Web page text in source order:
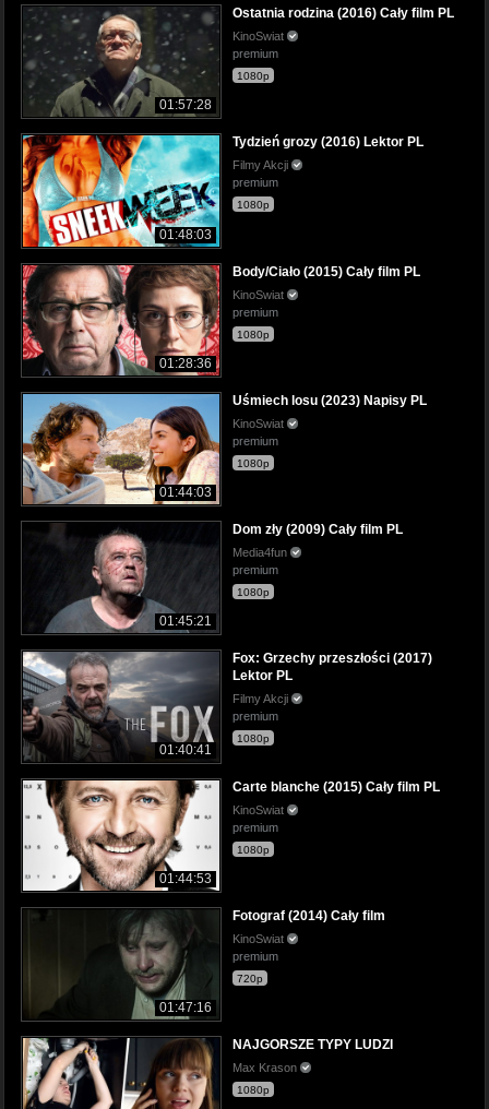
01:57:28
Ostatnia rodzina (2016) Cały film PL
KinoSwiat
premium
1080p
01:48:03
Tydzień grozy (2016) Lektor PL
Filmy Akcji
premium
1080p
01:28:36
Body/Ciało (2015) Cały film PL
KinoSwiat
premium
1080p
01:44:03
Uśmiech losu (2023) Napisy PL
KinoSwiat
premium
1080p
01:45:21
Dom zły (2009) Cały film PL
Media4fun
premium
1080p
01:40:41
Fox: Grzechy przeszłości (2017)
Lektor PL
Filmy Akcji
premium
1080p
01:44:53
Carte blanche (2015) Cały film PL
KinoSwiat
premium
1080p
01:47:16
Fotograf (2014) Cały film
KinoSwiat
premium
720p
NAJGORSZE TYPY LUDZI
Max Krason
1080p